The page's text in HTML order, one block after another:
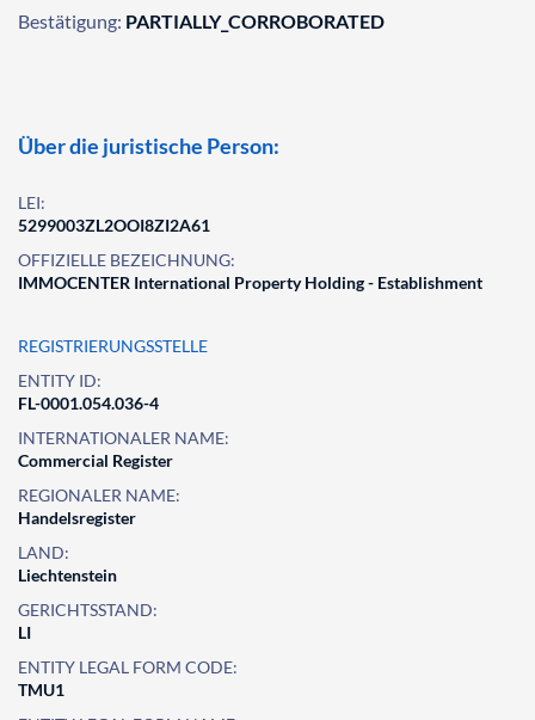
Bestätigung: PARTIALLY_CORROBORATED
Über die juristische Person:
LEI:
5299003ZL2OOI8ZI2A61
OFFIZIELLE BEZEICHNUNG:
IMMOCENTER International Property Holding - Establishment
REGISTRIERUNGSSTELLE
ENTITY ID:
FL-0001.054.036-4
INTERNATIONALER NAME:
Commercial Register
REGIONALER NAME:
Handelsregister
LAND:
Liechtenstein
GERICHTSSTAND:
LI
ENTITY LEGAL FORM CODE:
TMU1